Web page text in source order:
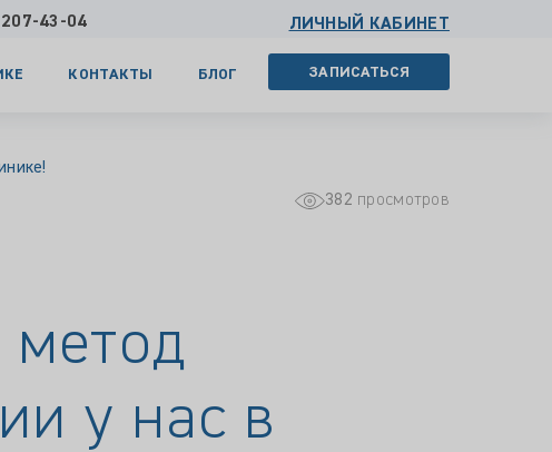
43-04 ЛИЧНЫЙ КАБИНЕТ
КОНТАКТЫ БЛОГ ЗАПИСАТЬСЯ
382 просмотров
метод
у нас в